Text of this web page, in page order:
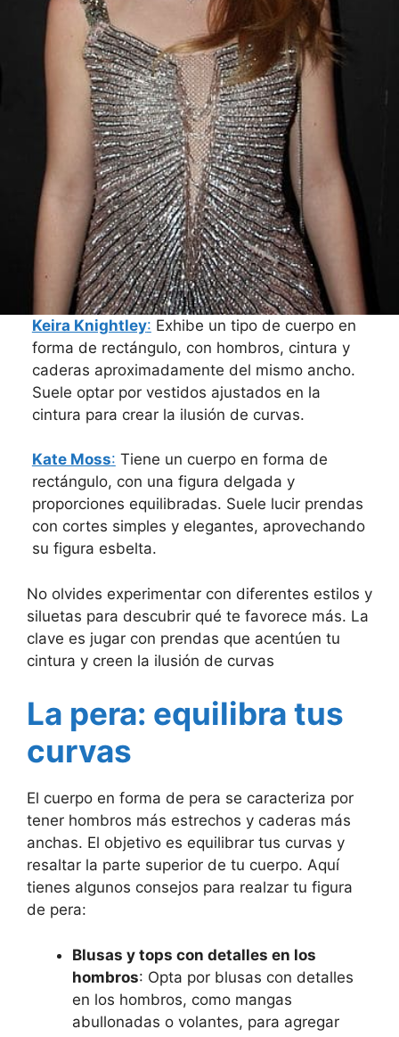
Keira Knightley: Exhibe un tipo de cuerpo en
forma de rectángulo, con hombros, cintura y
caderas aproximadamente del mismo ancho.
Suele optar por vestidos ajustados en la
cintura para crear la ilusión de curvas.
Kate Moss: Tiene un cuerpo en forma de
rectángulo, con una figura delgada y
proporciones equilibradas. Suele lucir prendas
con cortes simples y elegantes, aprovechando
su figura esbelta.
No olvides experimentar con diferentes estilos y
siluetas para descubrir qué te favorece más. La
clave es jugar con prendas que acentúen tu
cintura y creen la ilusión de curvas
La pera: equilibra tus
curvas
El cuerpo en forma de pera se caracteriza por
tener hombros más estrechos y caderas más
anchas. El objetivo es equilibrar tus curvas y
resaltar la parte superior de tu cuerpo. Aquí
tienes algunos consejos para realzar tu figura
de pera:
Blusas y tops con detalles en los
hombros: Opta por blusas con detalles
en los hombros, como mangas
abullonadas o volantes, para agregar